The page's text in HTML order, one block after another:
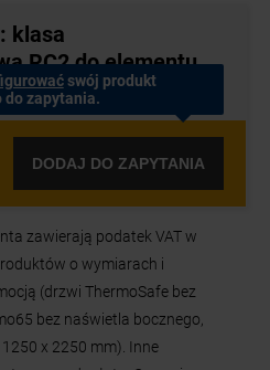
zawierają podatek VAT w
(drzwi ThermoSafe bez
bez naświetla bocznego,
za dopłatą. Ceny nie
i montażu oraz utylizacji
partnera handlowego może ulec
wraz z montażem, ponieważ
to możliwe zastosuje 8%